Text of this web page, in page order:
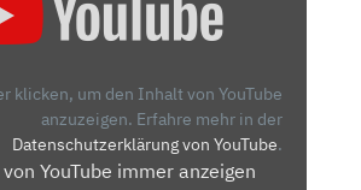
klicken, um den Inhalt von YouTube
anzuzeigen. Erfahre mehr in der
Datenschutzerklärung von YouTube.
YouTube immer anzeigen